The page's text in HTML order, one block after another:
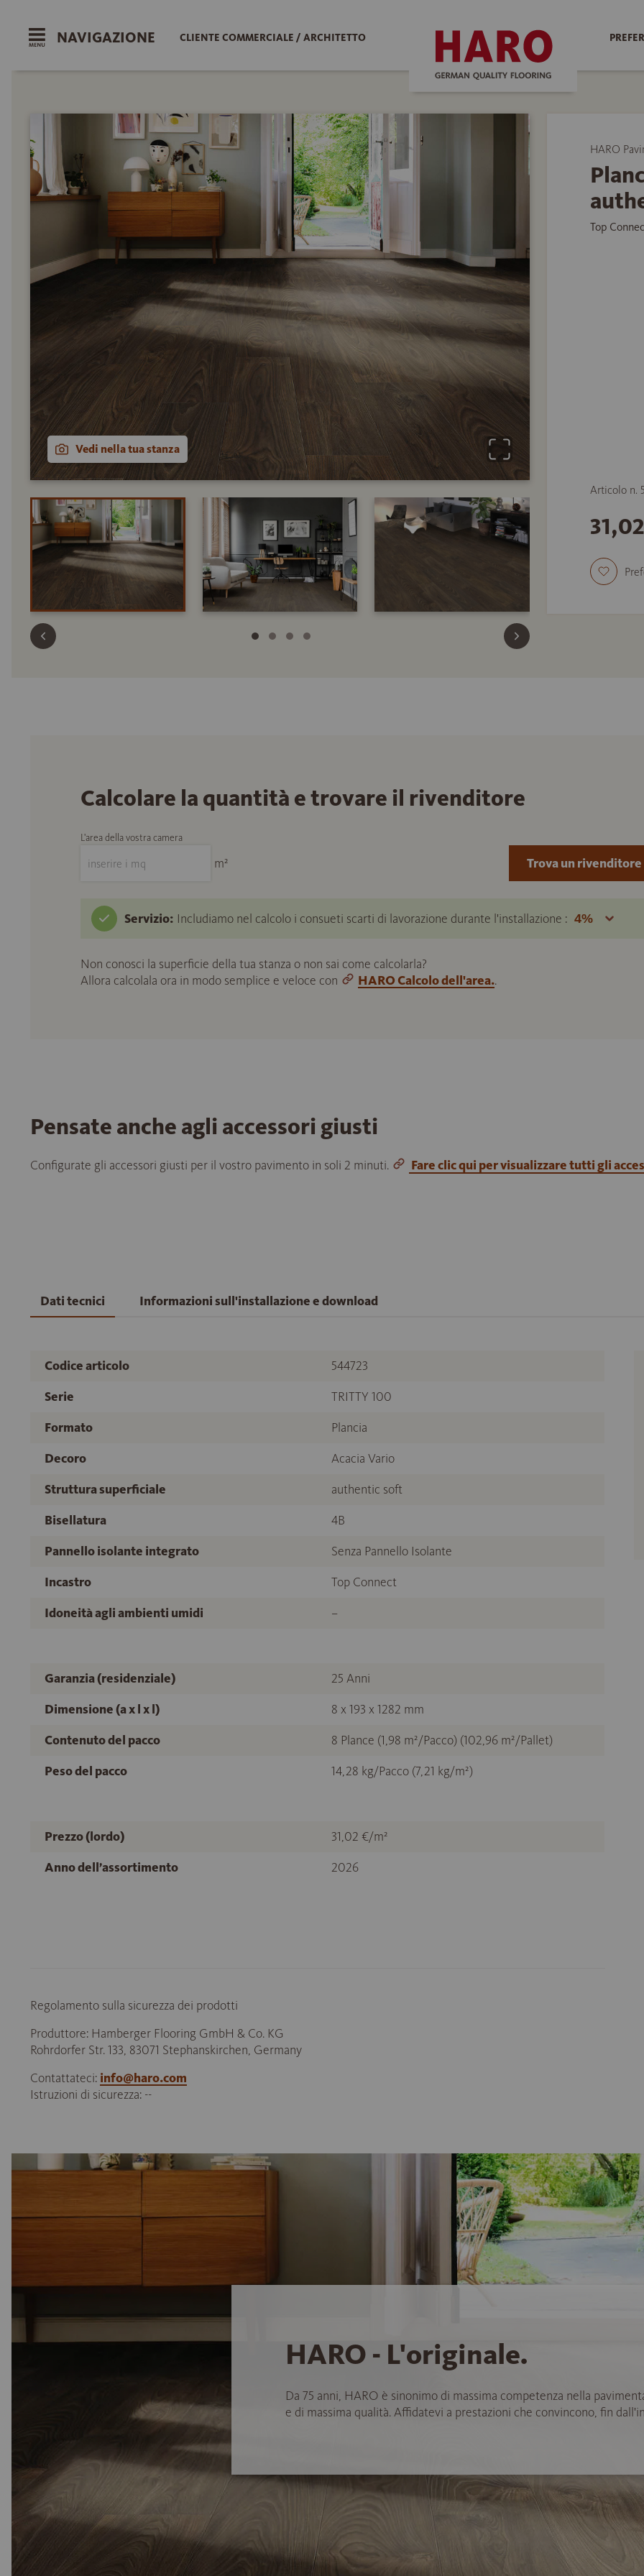
NAVIGAZIONE CLIENTE COMMERCIALE / ARCHITETTO
Vedi nella tua stanza
HARO
Top
Articolo n.
Calcolare la quantità e trovare il rivenditore
L'area della vostra camera
m²
Servizio: Includiamo nel calcolo i consueti scarti di lavorazione durante l'installazione :
Non conosci la superficie della tua stanza o non sai come calcolarla?
Allora calcolala ora in modo semplice e veloce con
HARO Calcolo dell'area..
Trova un rivenditore
Pensate anche agli accessori giusti
Configurate gli accessori giusti per il vostro pavimento in soli 2 minuti. Fare clic qui per visualizzare tutti gli
Dati tecnici Informazioni sull'installazione e download
Codice articolo
544723
Serie
TRITTY 100
Formato
Plancia
Decoro
Acacia Vario
Struttura superficiale
authentic soft
Bisellatura
4B
Pannello isolante integrato
Senza Pannello Isolante
Incastro
Top Connect
Idoneità agli ambienti umidi
–
Garanzia (residenziale)
25 Anni
Dimensione (a x l x l)
8 x 193 x 1282 mm
Contenuto del pacco
8 Plance (1,98 m²/Pacco) (102,96 m²/Pallet)
Peso del pacco
14,28 kg/Pacco (7,21 kg/m²)
Prezzo (lordo)
31,02 €/m²
Anno dell’assortimento
2026
Regolamento sulla sicurezza dei prodotti
Produttore: Hamberger Flooring GmbH & Co. KG
Rohrdorfer Str. 133, 83071 Stephanskirchen, Germany
Contattateci: info@haro.com
Istruzioni di sicurezza: --
HARO - L'originale.
Da 75 anni, HARO è sinonimo di massima competenza nella
e di massima qualità. Affidatevi a prestazioni che convincono, fin